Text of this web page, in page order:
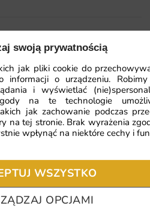
swoją prywatnością
jak pliki cookie do
informacji o urządzeniu.
i wyświetlać
na te technologie
jak zachowanie podczas
na tej stronie. Brak wyrażenia
wpłynąć na niektóre cechy i
WSZYSTKO
OPCJAMI
na telefonie